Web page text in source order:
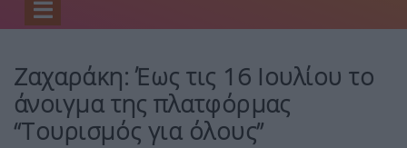
Ζαχαράκη: Έως τις 16 Ιουλίου το
άνοιγμα της πλατφόρμας
“Τουρισμός για όλους”